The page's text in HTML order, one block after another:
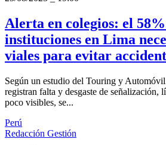
Alerta en colegios: el
instituciones en Lima
viales para evitar
Según un estudio del Touring y
registran falta y desgaste de señalización,
poco visibles, se...
Perú
Redacción Gestión